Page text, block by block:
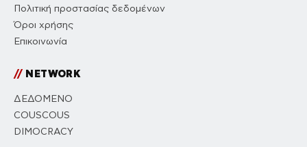
Πολιτική προστασίας δεδομένων
Όροι χρήσης
Επικοινωνία
//NETWORK
ΔΕΔΟΜΕΝΟ
COUSCOUS
DIMOCRACY